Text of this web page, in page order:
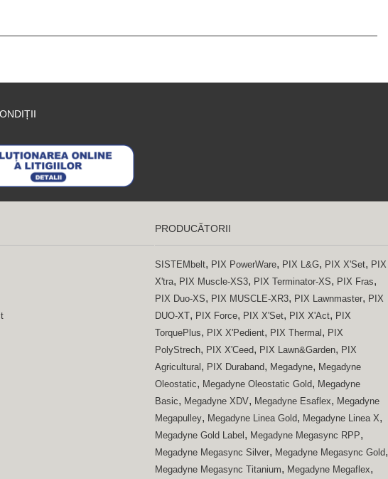
PRODUCĂTORII
SISTEMbelt, PIX PowerWare, PIX L&G, PIX X'Set, PIX
X'tra, PIX Muscle-XS3, PIX Terminator-XS, PIX Fras,
PIX Duo-XS, PIX MUSCLE-XR3, PIX Lawnmaster, PIX
DUO-XT, PIX Force, PIX X'Set, PIX X'Act, PIX
TorquePlus, PIX X'Pedient, PIX Thermal , PIX
PolyStrech, PIX X'Ceed, PIX Lawn&Garden, PIX
Agricultural , PIX Duraband, Megadyne, Megadyne
Oleostatic, Megadyne Oleostatic Gold, Megadyne
Basic, Megadyne XDV, Megadyne Esaflex, Megadyne
Megapulley, Megadyne Linea Gold, Megadyne Linea X,
Megadyne Gold Label , Megadyne Megasync RPP,
Megadyne Megasync Silver, Megadyne Megasync Gold,
Megadyne Megasync Titanium, Megadyne Megaflex,